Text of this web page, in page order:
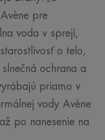
pre
voda v spreji,
o telo,
ochrana a
priamo v
vody Avène
po nanesenie na